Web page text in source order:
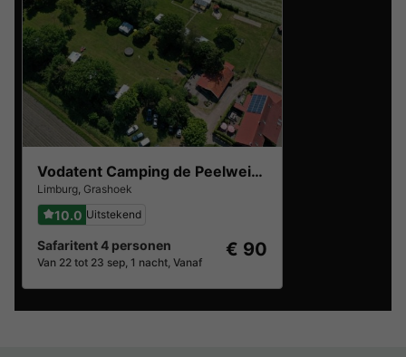
Vodatent Camping de Peelweide
Limburg, Grashoek
10.0 Uitstekend
Safaritent 4 personen
Van 22 tot 23 sep, 1 nacht, Vanaf
€ 90